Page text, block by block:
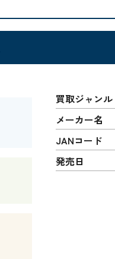
買取ジャンル
メーカー名
JANコード
発売日